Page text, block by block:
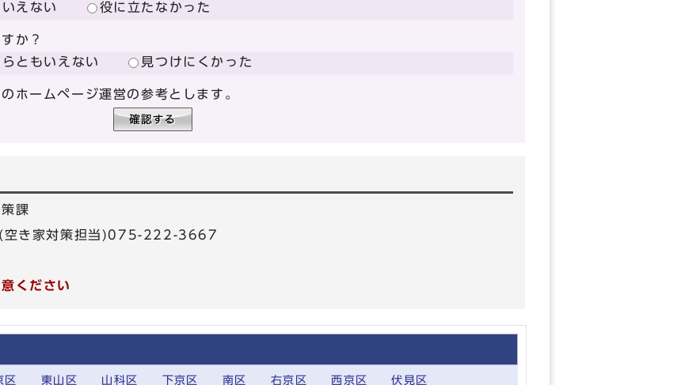
えない 役に立たなかった
か？
らともいえない 見つけにくかった
ホームページ運営の参考とします。
課
き家対策担当)075-222-3667
ください
区 東山区 山科区 下京区 南区 右京区 西京区 伏見区